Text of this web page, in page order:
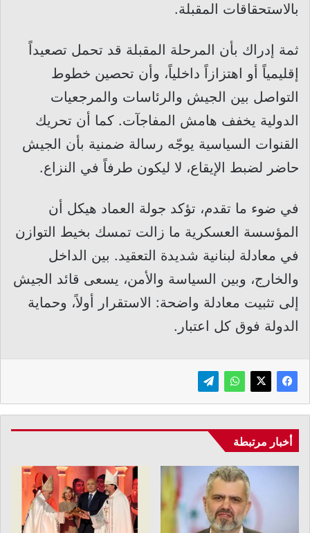
بالاستحقاقات المقبلة.
ثمة إدراك بأن المرحلة المقبلة قد تحمل تصعيداً
إقليمياً أو اهتزازاً داخلياً، وأن تحصين خطوط
التواصل بين الجيش والرئاسات والمرجعيات
الدولية يخفف هامش المفاجآت. كما أن تحريك
القنوات السياسية يوجّه رسالة ضمنية بأن الجيش
حاضر لضبط الإيقاع، لا ليكون طرفاً في النزاع.
في ضوء ما تقدم، تؤكد جولة العماد هيكل أن
المؤسسة العسكرية ما زالت تمسك بخيط التوازن
في معادلة لبنانية شديدة التعقيد. بين الداخل
والخارج، وبين السياسة والأمن، يسعى قائد الجيش
إلى تثبيت معادلة واضحة: الاستقرار أولاً، وحماية
الدولة فوق كل اعتبار.
أخبار مرتبطة